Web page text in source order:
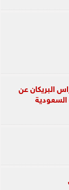
البريكان عن